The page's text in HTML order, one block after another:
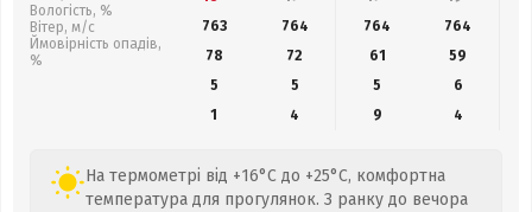
Вологість, %
Вітер, м/с
Ймовірність опадів,
%
763
764 764 764
78
72 61 59
5
5 5
6
1
4 9 4
На термометрі від +16°C до +25°C, комфортна
температура для прогулянок. З ранку до вечора